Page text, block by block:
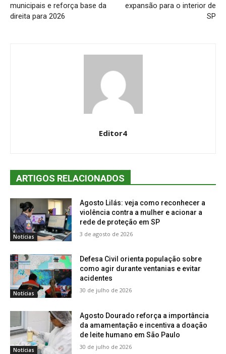
municipais e reforça base da
direita para 2026
expansão para o interior de
SP
Editor4
ARTIGOS RELACIONADOS
Notícias
Agosto Lilás: veja como reconhecer a
violência contra a mulher e acionar a
rede de proteção em SP
3 de agosto de 2026
Notícias
Defesa Civil orienta população sobre
como agir durante ventanias e evitar
acidentes
30 de julho de 2026
Notícias
Agosto Dourado reforça a importância
da amamentação e incentiva a doação
de leite humano em São Paulo
30 de julho de 2026